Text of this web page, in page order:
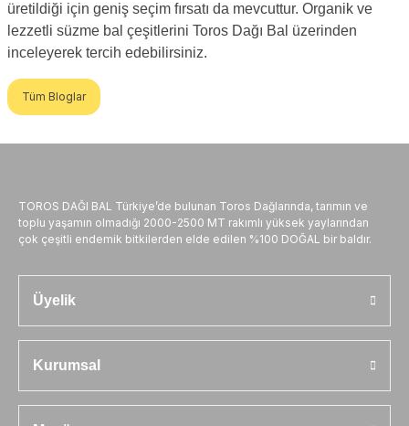
üretildiği için geniş seçim fırsatı da mevcuttur. Organik ve
lezzetli süzme bal çeşitlerini Toros Dağı Bal üzerinden
inceleyerek tercih edebilirsiniz.
Tüm Bloglar
TOROS DAĞI BAL Türkiye’de bulunan Toros Dağlarında, tarımın ve
toplu yaşamın olmadığı 2000-2500 MT rakımlı yüksek yaylarından
çok çeşitli endemik bitkilerden elde edilen %100 DOĞAL bir baldır.
Üyelik
Kurumsal